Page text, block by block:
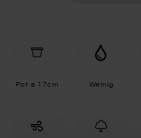
Pot ø 17cm Weinig